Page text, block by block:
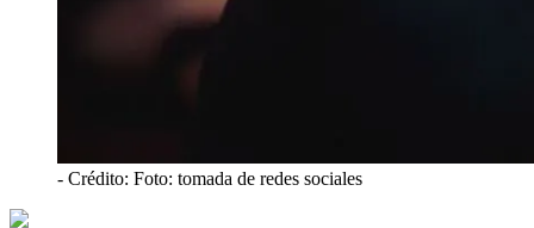
- Crédito: Foto: tomada de redes sociales